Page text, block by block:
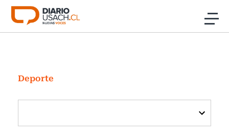
Click acá para ir directamente al contenido
Investigación
Cultura
Programas Radio y TV Usach
Deporte